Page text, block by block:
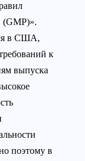
(GMP)».
в США,
к
выпуска
поэтому в